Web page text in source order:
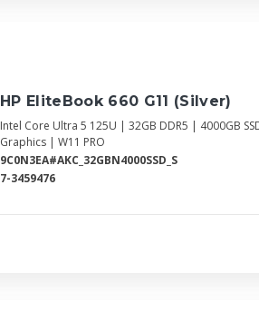
HP EliteBook 660 G11 (Silver)
Intel Core Ultra 5 125U | 32GB DDR5 | 4000GB
Graphics | W11 PRO
9C0N3EA#AKC_32GBN4000SSD_S
7-3459476